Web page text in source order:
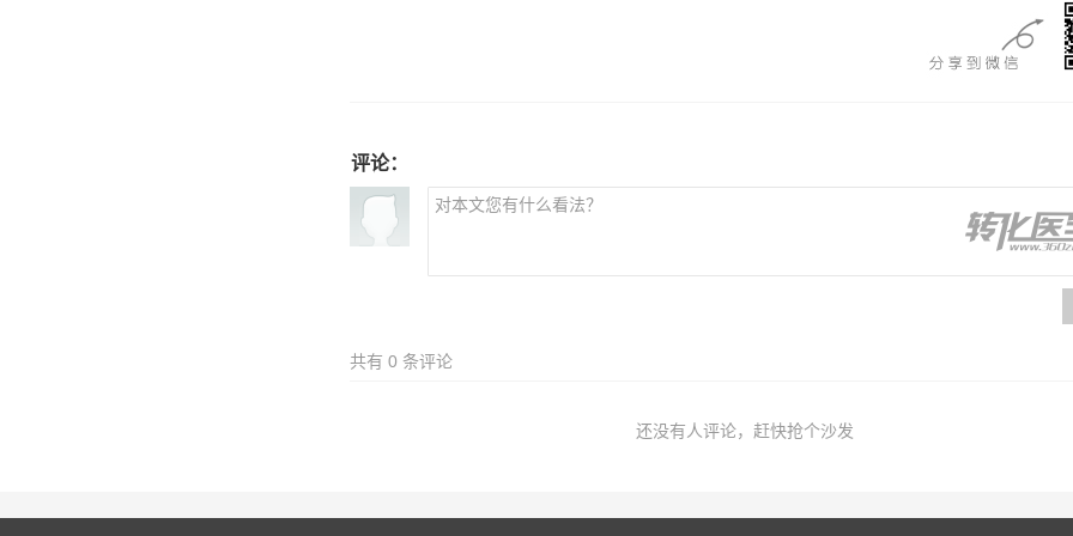
评论：
共有 0 条评论
还没有人评论，赶快抢个沙发